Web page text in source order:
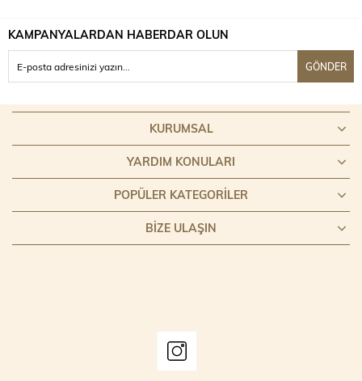
KAMPANYALARDAN HABERDAR OLUN
GÖNDER
KURUMSAL
YARDIM KONULARI
POPÜLER KATEGORILER
BIZE ULAŞIN